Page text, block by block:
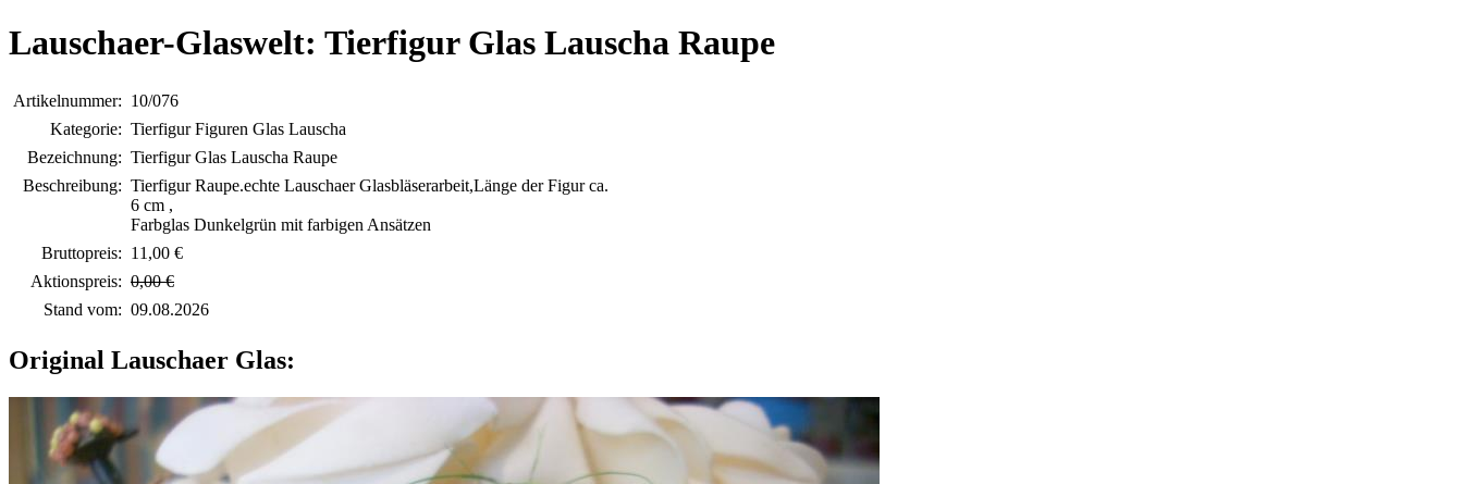
Lauschaer-Glaswelt: Tierfigur Glas Lauscha Raupe
Artikelnummer: 10/076
Kategorie: Tierfigur Figuren Glas Lauscha
Bezeichnung: Tierfigur Glas Lauscha Raupe
Beschreibung: Tierfigur Raupe.echte Lauschaer Glasbläserarbeit,Länge der Figur ca.
6 cm ,
Farbglas Dunkelgrün mit farbigen Ansätzen
Bruttopreis: 11,00 €
Aktionspreis: 0,00 €
Stand vom: 09.08.2026
Original Lauschaer Glas: